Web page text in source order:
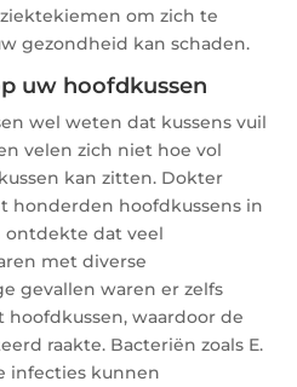
om zich te
gezondheid kan schaden.
uw hoofdkussen
wel weten dat kussens vuil
velen zich niet hoe vol
kan zitten. Dokter
honderden hoofdkussens in
ontdekte dat veel
met diverse
gevallen waren er zelfs
waardoor de
raakte. Bacteriën zoals E.
infecties kunnen